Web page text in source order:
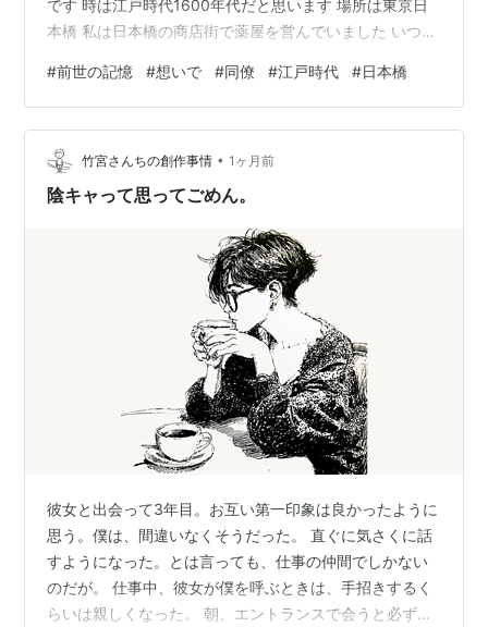
です 時は江戸時代1600年代だと思います 場所は東京日
本橋 私は日本橋の商店街で薬屋を営んでいました いつも
と 思われていた女の子でした 薬屋といっても薬草やら何
やらと 自己流で薬として売っていました 評判は良く、い
ろんな方に利用されていました お店に立ち寄る人のなか
で 何も買わずに世間話をして帰る人もいる 拠り所のよう
な場所でした その中で数人と組んで情報交換し 夜になる
#前世の記憶 #想いで #同僚 #江戸時代 #日本橋
竹宮さんちの創作事情 • 1ヶ月前
陰キャって思ってごめん。
彼女と出会って3年目。お互い第一印象は良かったように
思う。僕は、間違いなくそうだった。 直ぐに気さくに話
すようになった。とは言っても、仕事の仲間でしかない
のだが。 仕事中、彼女が僕を呼ぶときは、手招きするく
らいは親しくなった。 朝、エントランスで会うと必ず話